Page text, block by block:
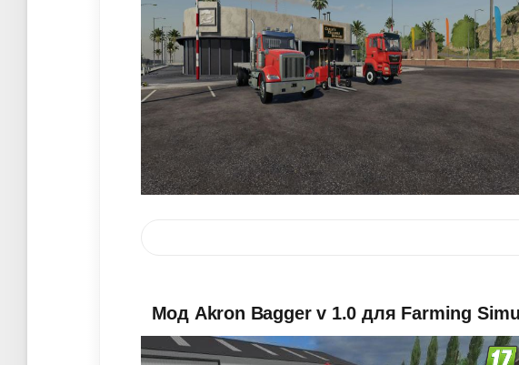
Мод Akron Bagger v 1.0 для Farming